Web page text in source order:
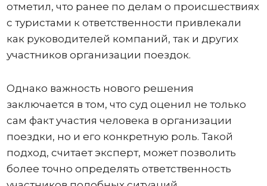
отметил, что ранее по делам о происшествиях
с туристами к ответственности привлекали
как руководителей компаний, так и других
участников организации поездок.
Однако важность нового решения
заключается в том, что суд оценил не только
сам факт участия человека в организации
поездки, но и его конкретную роль. Такой
подход, считает эксперт, может позволить
более точно определять ответственность